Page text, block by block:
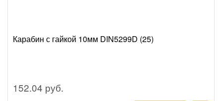
Карабин с гайкой 10мм DIN5299D (25)
152.04 руб.